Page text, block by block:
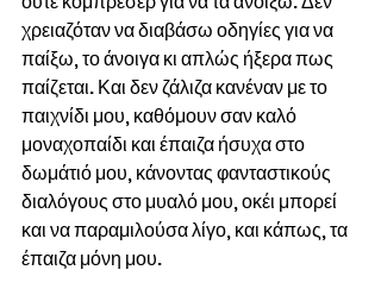
χρειαζόταν να διαβάσω οδηγίες για να
παίξω, το άνοιγα κι απλώς ήξερα πως
παίζεται. Και δεν ζάλιζα κανέναν με το
παιχνίδι μου, καθόμουν σαν καλό
μοναχοπαίδι και έπαιζα ήσυχα στο
δωμάτιό μου, κάνοντας φανταστικούς
διαλόγους στο μυαλό μου, οκέι μπορεί
και να παραμιλούσα λίγο, και κάπως, τα
έπαιζα μόνη μου.